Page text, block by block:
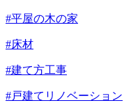
#平屋の木の家
#床材
#建て方工事
#戸建てリノベーション